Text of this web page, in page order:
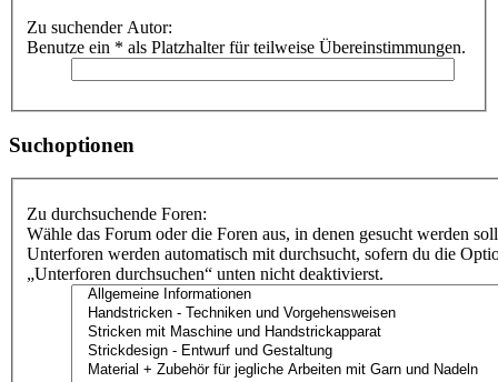
Zu suchender Autor:
Benutze ein * als Platzhalter für teilweise Übereinstimmungen.
Suchoptionen
Zu durchsuchende Foren:
Wähle das Forum oder die Foren aus, in denen gesucht werden
Unterforen werden automatisch mit durchsucht, sofern du die
„Unterforen durchsuchen“ unten nicht deaktivierst.